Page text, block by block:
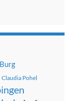
Burg
Claudia Pohel